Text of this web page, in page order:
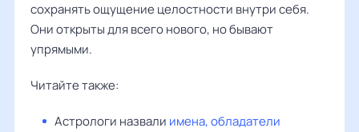
сохранять ощущение целостности внутри себя.
Они открыты для всего нового, но бывают
упрямыми.
Читайте также:
Астрологи назвали имена, обладатели